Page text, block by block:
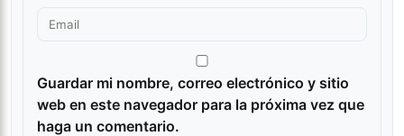
Guardar mi nombre, correo electrónico y sitio
web en este navegador para la próxima vez que
haga un comentario.